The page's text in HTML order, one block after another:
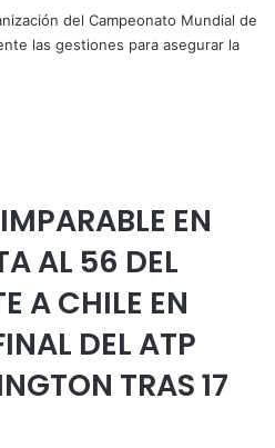
del Campeonato Mundial de
las gestiones para asegurar la
EN
AL 56 DEL
A CHILE EN
DEL ATP
TRAS 17